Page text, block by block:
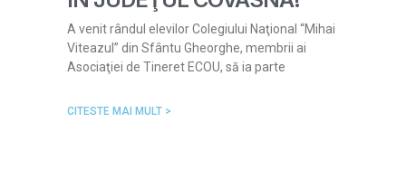
A venit rândul elevilor Colegiului Naţional “Mihai
Viteazul” din Sfântu Gheorghe, membrii ai
Asociaţiei de Tineret ECOU, să ia parte
CITESTE MAI MULT >